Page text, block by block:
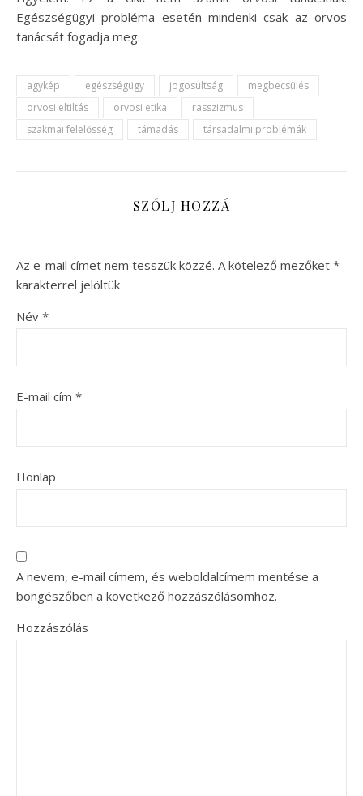
Egészségügyi probléma esetén mindenki csak az orvos
tanácsát fogadja meg.
agykép egészségügy jogosultság
megbecsülés
orvosi eltiltás
orvosi etika
rasszizmus
szakmai felelősség
támadás társadalmi problémák
SZÓLJ HOZZÁ
Az e-mail címet nem tesszük közzé. A kötelező mezőket *
karakterrel jelöltük
Név *
E-mail cím *
Honlap
A nevem, e-mail címem, és weboldalcímem mentése a
böngészőben a következő hozzászólásomhoz.
Hozzászólás